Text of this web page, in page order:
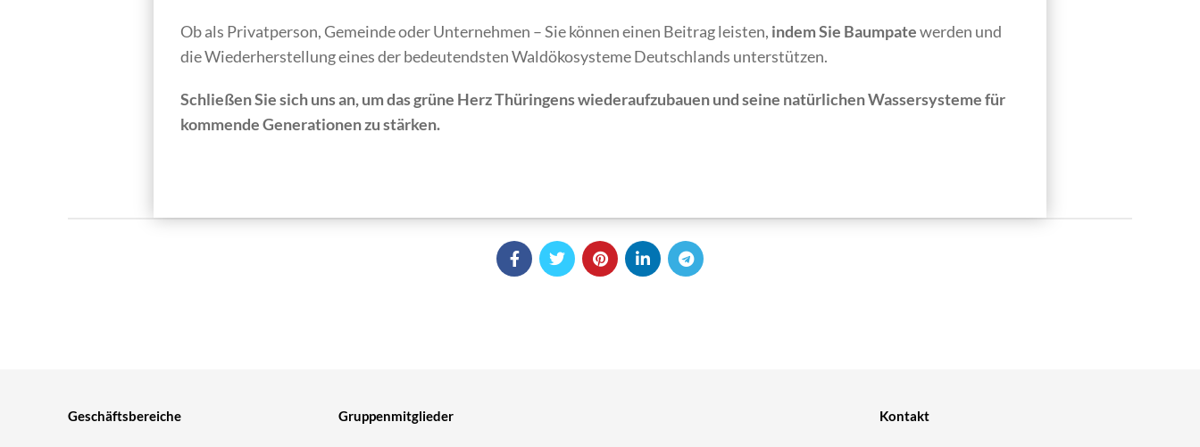
Ob als Privatperson, Gemeinde oder Unternehmen – Sie können einen Beitrag leisten, indem Sie Baumpatewerden und
die Wiederherstellung eines der bedeutendsten Waldökosysteme Deutschlands unterstützen.
Schließen Sie sich uns an, um das grüne Herz Thüringens wiederaufzubauen und seine natürlichen Wassersysteme für
kommende Generationen zu stärken.
Geschäftsbereiche Gruppenmitglieder Kontakt